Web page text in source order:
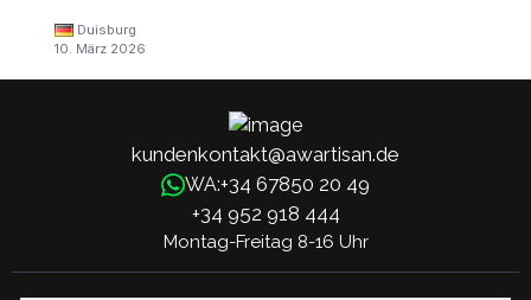
Duisburg
10. März 2026
kundenkontakt@awartisan.de
WA:+34 67850 20 49
+34 952 918 444
Montag-Freitag 8-16 Uhr